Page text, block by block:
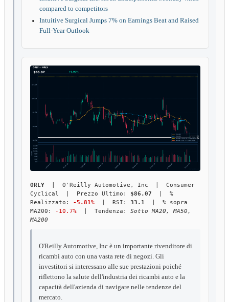
compared to competitors
Intuitive Surgical Jumps 7% on Earnings Beat and Raised
Full-Year Outlook
ORLY | O'Reilly Automotive, Inc | Consumer
Cyclical | Prezzo Ultimo: $86.07 | %
Realizzato: -5.81% | RSI: 33.1 | % sopra
MA200: -10.7% | Tendenza: Sotto MA20, MA50,
MA200
O'Reilly Automotive, Inc è un importante rivenditore di
ricambi auto con una vasta rete di negozi. Gli
investitori si interessano alle sue prestazioni poiché
riflettono la salute dell'industria dei ricambi auto e la
capacità dell'azienda di navigare nelle tendenze del
mercato.